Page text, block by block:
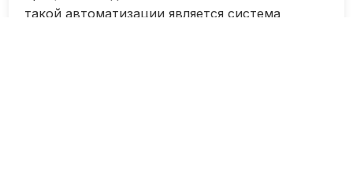
такой автоматизации является система